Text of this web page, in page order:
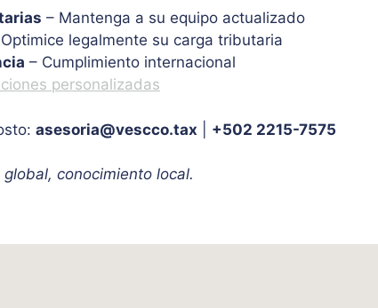
– Mantenga a su equipo actualizado
legalmente su carga tributaria
– Cumplimiento internacional
personalizadas
asesoria@vescco.tax +502 2215-7575
conocimiento local.